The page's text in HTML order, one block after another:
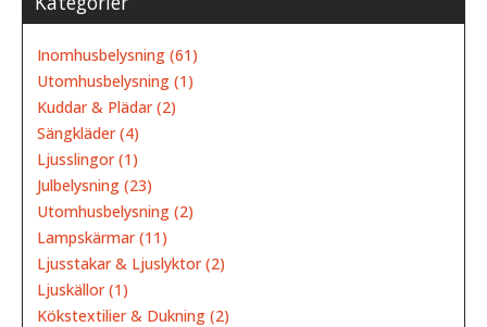
Inomhusbelysning (61)
Utomhusbelysning (1)
Kuddar & Plädar (2)
Sängkläder (4)
Ljusslingor (1)
Julbelysning (23)
Utomhusbelysning (2)
Lampskärmar (11)
Ljusstakar & Ljuslyktor (2)
Ljuskällor (1)
Kökstextilier & Dukning (2)